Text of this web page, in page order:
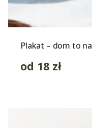
Plakat – dom to
od 18 zł